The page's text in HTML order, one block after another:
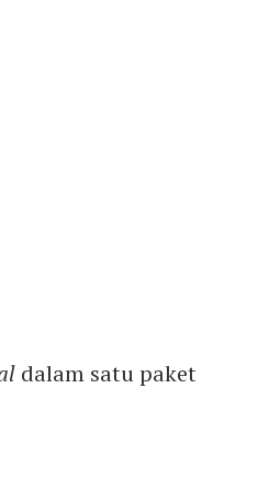
dalam satu paket